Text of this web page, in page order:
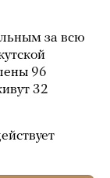
за всю
96
32